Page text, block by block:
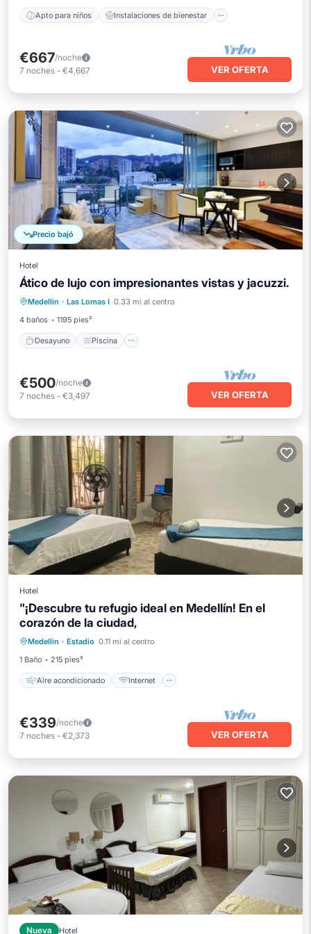
Apto para niños Instalaciones de bienestar
€667/noche
7 noches - €4,667 VER OFERTA
Precio bajó
Hotel
Ático de lujo con impresionantes vistas y jacuzzi.
Medellin · Las Lomas I 0.33 mi al centro
4 baños
1195 pies²
Desayuno Piscina
Desayuno Piscina
Balcón/Terraza
Cocina
€500/noche
7 noches - €3,497 VER OFERTA
Hotel
"¡Descubre tu refugio ideal en Medellín! En el
corazón de la ciudad,
Medellin · Estadio 0.11 mi al centro
1 Baño
215 pies²
Aire acondicionado Internet
Aire acondicionado
Apto para niños
€339/noche
7 noches - €2,373 VER OFERTA
Nueva Hotel